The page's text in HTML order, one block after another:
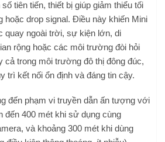
tiên tiến, thiết bị giúp giảm thiểu tối
hoặc drop signal. Điều này khiến Mini
quay ngoài trời, sự kiện lớn, di
rộng hoặc các môi trường đòi hỏi
cả trong môi trường đô thị đông đúc,
trì kết nối ổn định và đáng tin cậy.